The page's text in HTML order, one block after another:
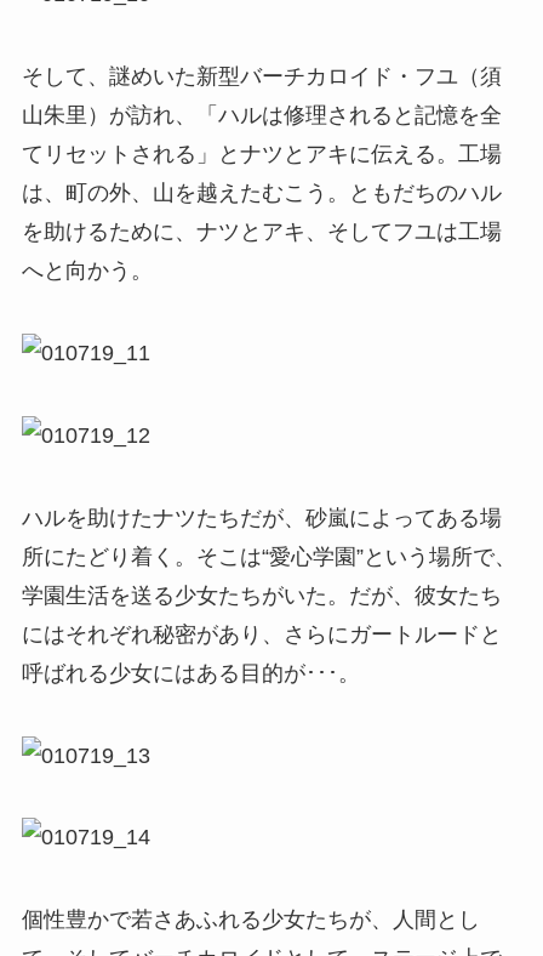
そして、謎めいた新型バーチカロイド・フユ（須
山朱里）が訪れ、「ハルは修理されると記憶を全
てリセットされる」とナツとアキに伝える。工場
は、町の外、山を越えたむこう。ともだちのハル
を助けるために、ナツとアキ、そしてフユは工場
へと向かう。
ハルを助けたナツたちだが、砂嵐によってある場
所にたどり着く。そこは“愛心学園”という場所で、
学園生活を送る少女たちがいた。だが、彼女たち
にはそれぞれ秘密があり、さらにガートルードと
呼ばれる少女にはある目的が･･･。
個性豊かで若さあふれる少女たちが、人間とし